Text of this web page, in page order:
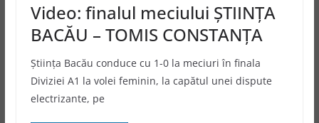
Video: finalul meciului ŞTIINŢA
BACĂU – TOMIS CONSTANŢA
Știința Bacău conduce cu 1-0 la meciuri în finala
Diviziei A1 la volei feminin, la capătul unei dispute
electrizante, pe